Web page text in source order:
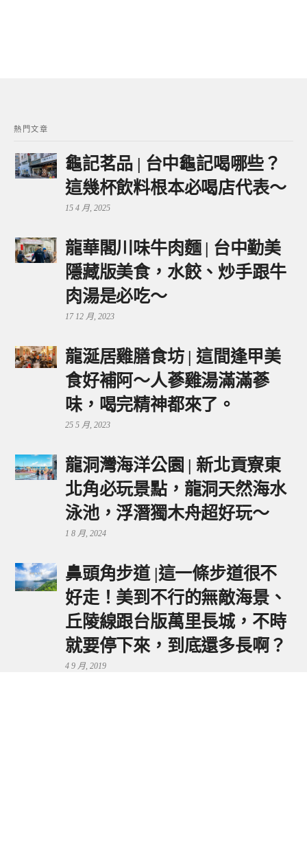
熱門文章
龜記茗品 | 台中龜記喝哪些？
這幾杯飲料根本必喝店代表～
15 4 月, 2025
龍華閣川味牛肉麵 | 台中勤美
隱藏版美食，水餃、炒手跟牛
肉湯是必吃～
17 12 月, 2023
龍涎居雞膳食坊 | 這間逢甲美
食好補阿～人蔘雞湯滿滿蔘
味，喝完精神都來了。
25 5 月, 2023
龍洞灣海洋公園 | 新北貢寮東
北角必玩景點，龍洞天然海水
泳池，浮潛獨木舟超好玩～
1 8 月, 2024
鼻頭角步道 |這一條步道很不
好走！美到不行的無敵海景、
丘陵線跟台版萬里長城，不時
就要停下來，到底還多長啊？
4 9 月, 2019